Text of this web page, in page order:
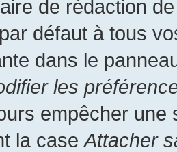
de rédaction
défaut à tous
dans le
les
empêcher une
la caseAttacher